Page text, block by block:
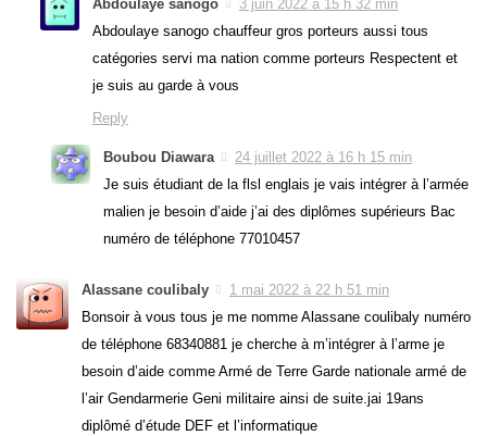
Abdoulaye sanogo
3 juin 2022 à 15 h 32 min
Abdoulaye sanogo chauffeur gros porteurs aussi tous
catégories servi ma nation comme porteurs Respectent et
je suis au garde à vous
Reply
Boubou Diawara
24 juillet 2022 à 16 h 15 min
Je suis étudiant de la flsl englais je vais intégrer à l’armée
malien je besoin d’aide j’ai des diplômes supérieurs Bac
numéro de téléphone 77010457
Alassane coulibaly
1 mai 2022 à 22 h 51 min
Bonsoir à vous tous je me nomme Alassane coulibaly numéro
de téléphone 68340881 je cherche à m’intégrer à l’arme je
besoin d’aide comme Armé de Terre Garde nationale armé de
l’air Gendarmerie Geni militaire ainsi de suite.jai 19ans
diplômé d’étude DEF et l’informatique